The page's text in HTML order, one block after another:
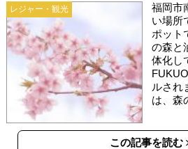
レジャー・観光
福岡市
い場所
ポット
の森と
体化し
ルされ
は、森
この記事を読む